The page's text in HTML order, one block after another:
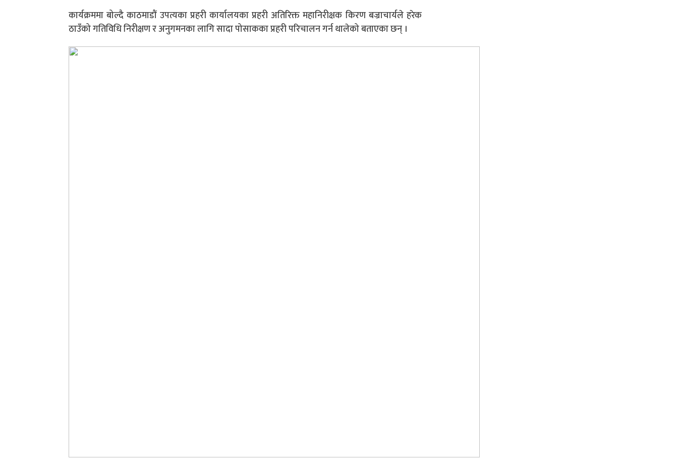
कार्यक्रममा बोल्दैकाठमाडौंउपत्यका प्रहरी कार्यालयका प्रहरी अतिरिक्तमहानिरीक्षक किरण बज्राचार्यले हरेक
ठाउँको गतिविधिनिरीक्षणर अनुगमनका लागि सादा पोसाकका प्रहरी परिचालन गर्न थालेको बताएका छन् ।